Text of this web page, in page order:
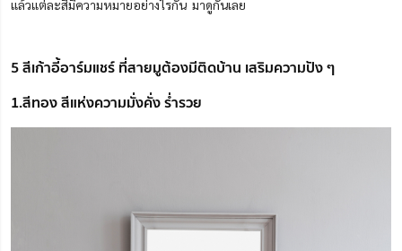
แล้วแต่ละสีมีความหมายอย่างไรกัน มาดูกันเลย
5 สีเก้าอี้อาร์มแชร์ ที่สายมูต้องมีติดบ้าน เสริมความปัง ๆ
1.สีทอง สีแห่งความมั่งคั่ง ร่ำรวย